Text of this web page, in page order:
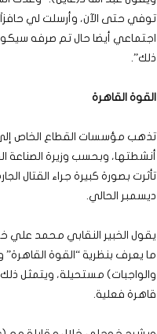
توفي حتى الآن، وأرسلت لي
اجتماعي أيضا حال تم صرفه
ذلك”.
القوة القاهرة
تذهب مؤسسات القطاع الخاص إلى
تأثرت بصورة كبيرة جراء القتال
ديسمبر الحالي.
يقول الخبير النقابي محمد علي
ما يعرف بنظرية “القوة
والواجبات) مستحيلة، ويتمثل
قاهرة فعلية.